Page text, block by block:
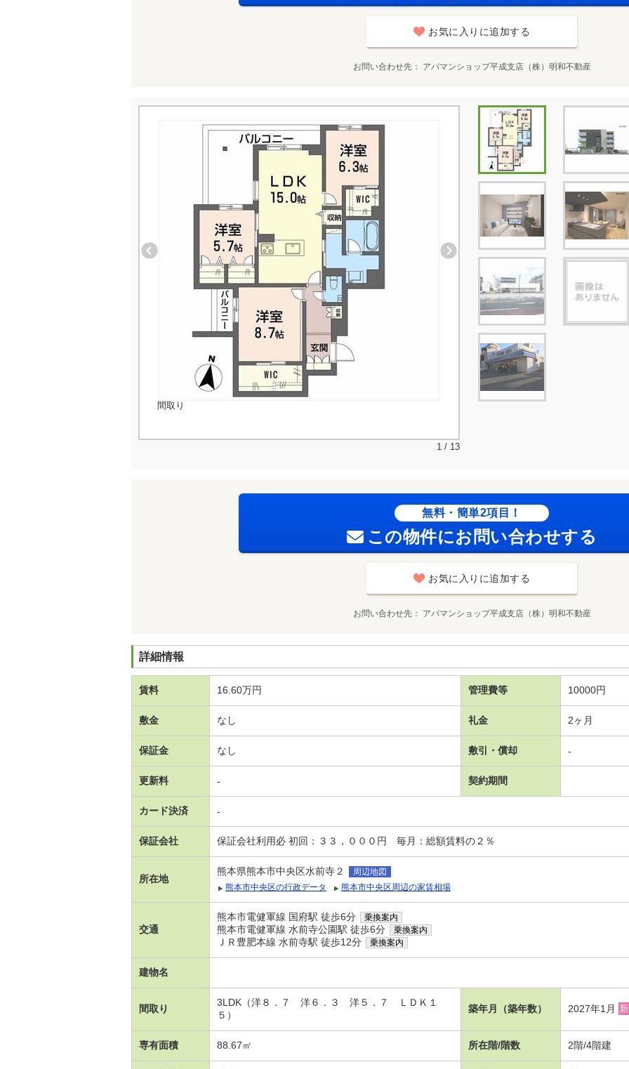
お気に入りに追加する
お問い合わせ先 アパマンショップ平成支店（株）明和不動産
間取り
1 / 13
無料・簡単2項目！
この物件にお問い合わせする
お気に入りに追加する
お問い合わせ先 アパマンショップ平成支店（株）明和不動産
詳細情報
賃料 16.60万円 管理費等 10000円
敷金 なし 礼金 2ヶ月
保証金 なし 敷引・償却 -
更新料 - 契約期間
カード決済 -
保証会社 保証会社利用必 初回：３３，０００円 毎月：総額賃料の２％
所在地
熊本県熊本市中央区水前寺２
周辺地図
熊本市中央区の行政データ
熊本市中央区周辺の家賃相場
交通
熊本市電健軍線 国府駅 徒歩6分 乗換案内
熊本市電健軍線 水前寺公園駅 徒歩6分 乗換案内
ＪＲ豊肥本線 水前寺駅 徒歩12分 乗換案内
建物名
間取り
3LDK（洋８．７ 洋６．３ 洋５．７ ＬＤＫ１
５）
築年月（築年数） 2027年1月
専有面積 88.67㎡ 所在階/階数 2階/4階建